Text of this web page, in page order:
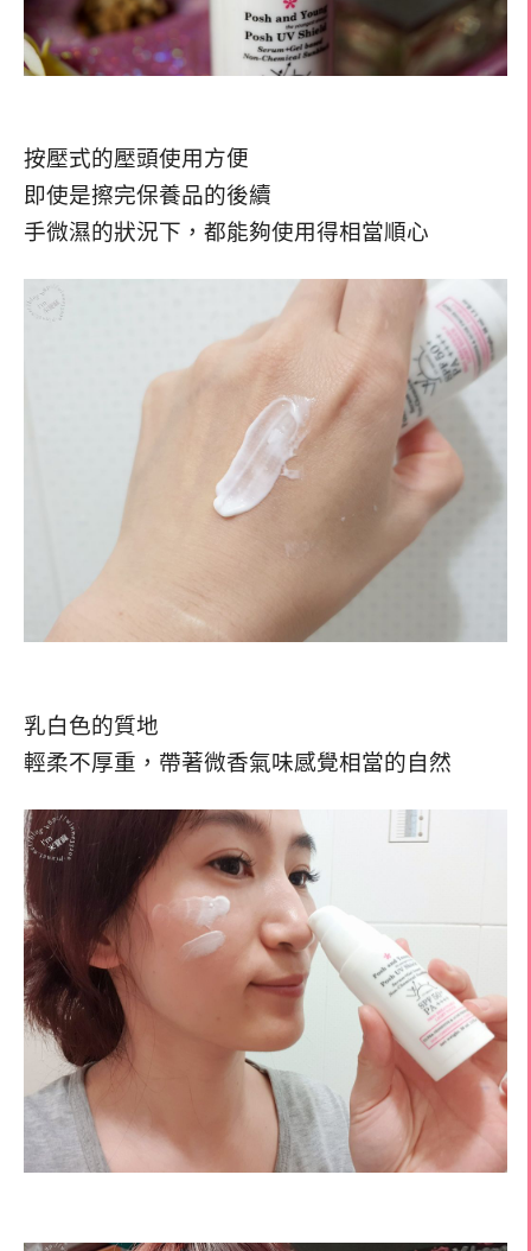
按壓式的壓頭使用方便
即使是擦完保養品的後續
手微濕的狀況下，都能夠使用得相當順心
乳白色的質地
輕柔不厚重，帶著微香氣味感覺相當的自然